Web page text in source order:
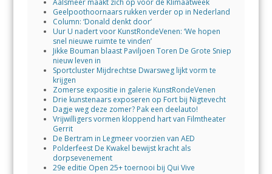
Aalsmeer maakt zich op voor de Klimaatweek
Geelpoothoornaars rukken verder op in Nederland
Column: ‘Donald denkt door’
Uur U nadert voor KunstRondeVenen: ‘We hopen
snel nieuwe ruimte te vinden’
Jikke Bouman blaast Paviljoen Toren De Grote Sniep
nieuw leven in
Sportcluster Mijdrechtse Dwarsweg lijkt vorm te
krijgen
Zomerse expositie in galerie KunstRondeVenen
Drie kunstenaars exposeren op Fort bij Nigtevecht
Dagje weg deze zomer? Pak een deelauto!
Vrijwilligers vormen kloppend hart van Filmtheater
Gerrit
De Bertram in Legmeer voorzien van AED
Polderfeest De Kwakel bewijst kracht als
dorpsevenement
29e editie Open 25+ toernooi bij Qui Vive